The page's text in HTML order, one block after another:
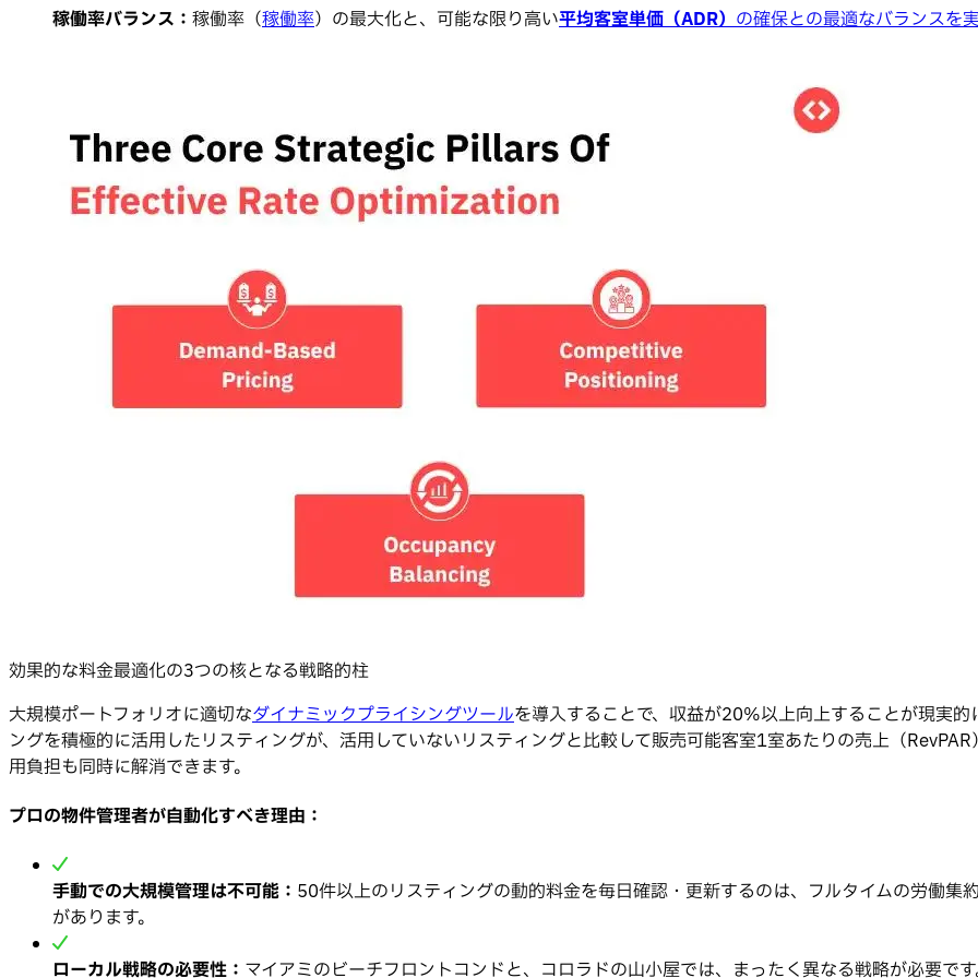
稼働率バランス： 稼働率（稼働率）の最大化と、可能な限り高い平均客室単価（ADR） の確保との最適なバランスを実
効果的な料金最適化の3つの核となる戦略的柱
大規模ポートフォリオに適切なダイナミックプライシングツールを導入することで、収益が20%以上向上することが現実的
ングを積極的に活用したリスティングが、活用していないリスティングと比較して販売可能客室1室あたりの売上（
用負担も同時に解消できます。
プロの物件管理者が自動化すべき理由：
手動での大規模管理は不可能： 50件以上のリスティングの動的料金を毎日確認・更新するのは、フルタイムの労働集
があります。
ローカル戦略の必要性： マイアミのビーチフロントコンドと、コロラドの山小屋では、まったく異なる戦略が必要で